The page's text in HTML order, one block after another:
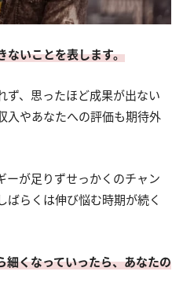
ないことを表します。
ず、思ったほど成果が出ない
入やあなたへの評価も期待外
ーが足りずせっかくのチャン
ばらくは伸び悩む時期が続く
細くなっていったら、あなたの